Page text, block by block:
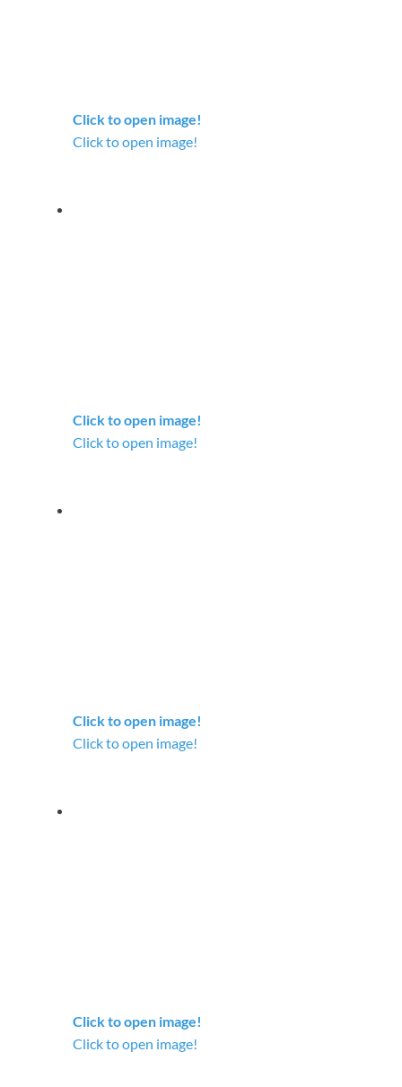
Click to open image!
Click to open image!
Click to open image!
Click to open image!
Click to open image!
Click to open image!
Click to open image!
Click to open image!